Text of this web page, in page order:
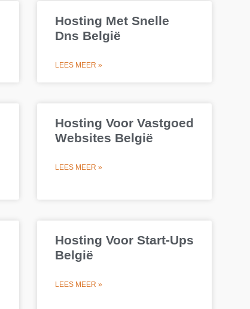
Hosting Met Snelle
Dns België
LEES MEER »
Hosting Voor Vastgoed
Websites België
LEES MEER »
Hosting Voor Start-Ups
België
LEES MEER »